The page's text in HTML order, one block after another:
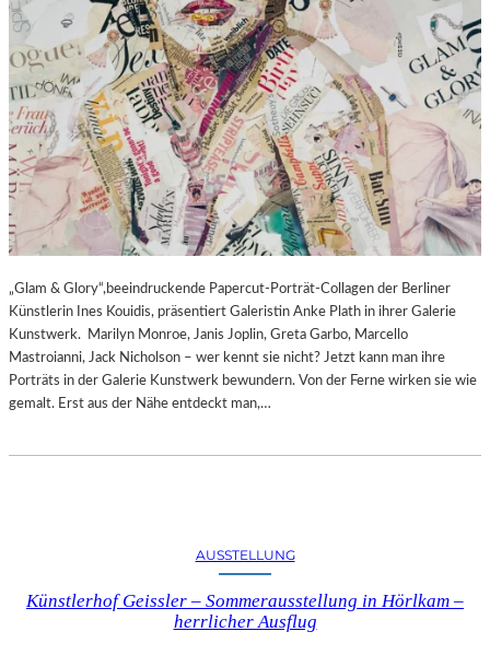
„Glam & Glory“,beeindruckende Papercut-Porträt-Collagen der Berliner
Künstlerin Ines Kouidis, präsentiert Galeristin Anke Plath in ihrer Galerie
Kunstwerk. Marilyn Monroe, Janis Joplin, Greta Garbo, Marcello
Mastroianni, Jack Nicholson – wer kennt sie nicht? Jetzt kann man ihre
Porträts in der Galerie Kunstwerk bewundern. Von der Ferne wirken sie wie
gemalt. Erst aus der Nähe entdeckt man,…
AUSSTELLUNG
Künstlerhof Geissler – Sommerausstellung in Hörlkam –
herrlicher Ausflug